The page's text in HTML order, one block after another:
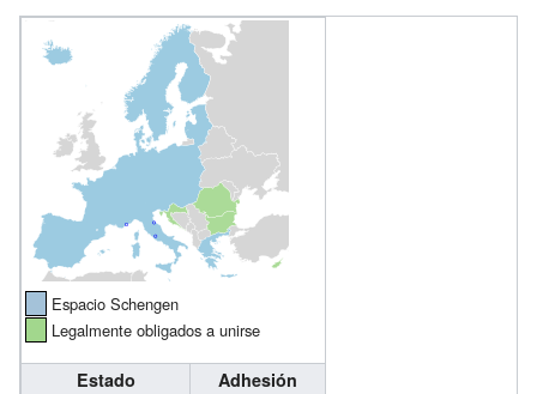
Espacio Schengen
Legalmente obligados a unirse
Estado Adhesión